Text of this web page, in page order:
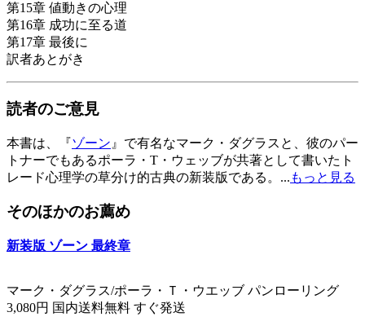
第15章 値動きの心理
第16章 成功に至る道
第17章 最後に
訳者あとがき
読者のご意見
本書は、『ゾーン 』で有名なマーク・ダグラスと、彼のパー
トナーでもあるポーラ・T・ウェッブが共著として書いたト
レード心理学の草分け的古典の新装版である。... もっと見る
そのほかのお薦め
新装版 ゾーン 最終章
マーク・ダグラス/ポーラ・Ｔ・ウエッブ パンローリング
3,080円 国内送料無料 すぐ発送